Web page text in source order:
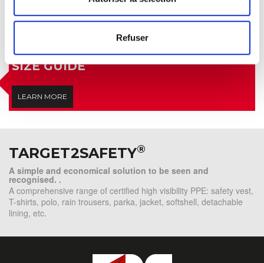
Refuser
SIZE GUIDE
LEARN MORE
TARGET2SAFETY®
A simple and economical solution to be seen and
recognised. .
A comprehensive range of certified high visibility PPE: safety vest,
T-shirts, polo, rain trousers, parka, jacket, softshell, detachable
lining, etc.